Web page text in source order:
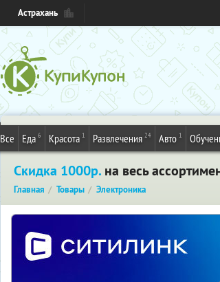
Астрахань
Все Еда 6 Красота 1 Развлечения 24 Авто 1
Скидка 1000р. на весь
Главная Товары Электроника